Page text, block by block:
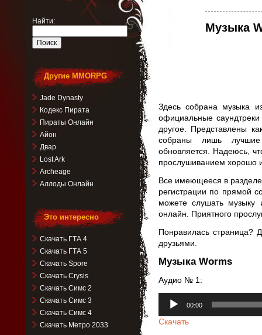
Музыка
Здесь собрана музыка
официальные
другое. Представлены
собраны лишь лучшие
обновляется. Надеюсь,
прослушиванием хорошо
Все имеющееся в
регистрации по прямой
можете слушать
онлайн. Приятного
Понравилась страница?
друзьями.
Музыка Worms
Аудио № 1:
00:00
Скачать
Найти:
Другие MMORPG
Jade Dynasty
Кодекс Пирата
Пираты Онлайн
Айон
Двар
Lost Ark
Archeage
Аллоды Онлайн
Это интересно
Скачать ГТА 4
Скачать ГТА 5
Скачать Spore
Скачать Crysis
Скачать Симс 2
Скачать Симс 3
Скачать Симс 4
Скачать Метро 2033